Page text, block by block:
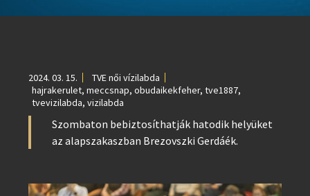
2024. 03. 15.
TVE női vízilabda
hajrakerulet, meccsnap, obudaikekfeher, tve1887,
tvevizilabda, vizilabda
Szombaton bebiztosíthatják hatodik helyüket
az alapszakaszban Brezovszki Gerdáék.